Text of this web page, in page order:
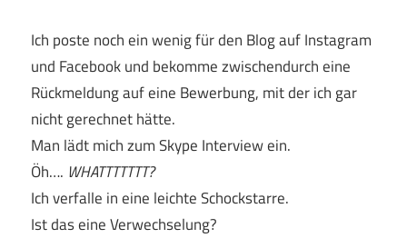
Ich poste noch ein wenig für den Blog auf Instagram
und Facebook und bekomme zwischendurch eine
Rückmeldung auf eine Bewerbung, mit der ich gar
nicht gerechnet hätte.
Man lädt mich zum Skype Interview ein.
Öh…. WHATTTTTTT?
Ich verfalle in eine leichte Schockstarre.
Ist das eine Verwechselung?